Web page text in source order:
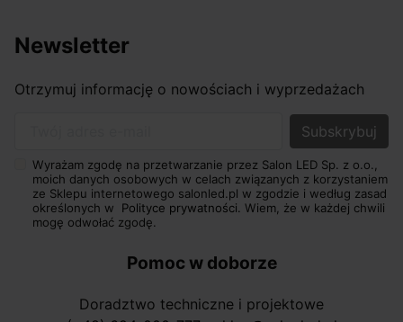
Newsletter
Otrzymuj informację o nowościach i wyprzedażach
Wyrażam zgodę na przetwarzanie przez Salon LED Sp. z o.o.,
moich danych osobowych w celach związanych z korzystaniem
ze Sklepu internetowego salonled.pl w zgodzie i według zasad
określonych w Polityce prywatności. Wiem, że w każdej chwili
mogę odwołać zgodę.
Pomoc w doborze
Doradztwo techniczne i projektowe